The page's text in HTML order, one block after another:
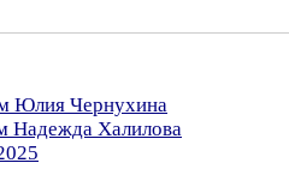
Юлия Чернухина
Надежда Халилова